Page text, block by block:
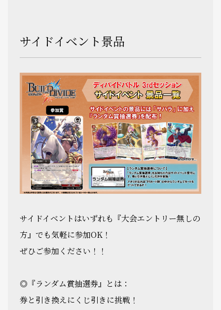
サイドイベント景品
サイドイベントはいずれも『大会エントリー無しの
方』でも気軽に参加OK！
ぜひご参加ください！！
◎『ランダム賞抽選券』とは：
券と引き換えにくじ引きに挑戦！